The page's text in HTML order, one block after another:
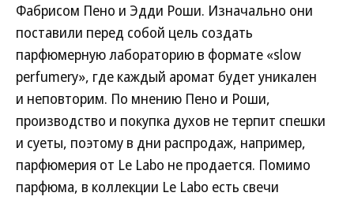
Фабрисом Пено и Эдди Роши. Изначально они
поставили перед собой цель создать
парфюмерную лабораторию в формате «slow
perfumery», где каждый аромат будет уникален
и неповторим. По мнению Пено и Роши,
производство и покупка духов не терпит спешки
и суеты, поэтому в дни распродаж, например,
парфюмерия от Le Labo не продается. Помимо
парфюма, в коллекции Le Labo есть свечи